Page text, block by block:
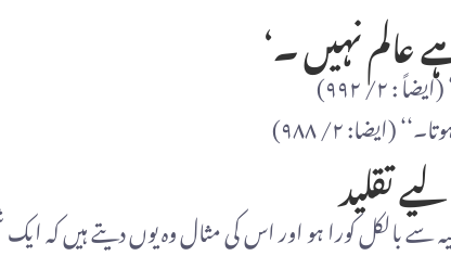
عالم نہیں ۔‘
٢/ ٩٩٢)
(ایضا: ٢/ ٩٨٨)
تقلید
سے بالکل کورا ہو اور اس کی مثال وہ یوں دیتے ہیں کہ